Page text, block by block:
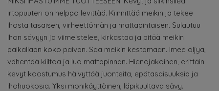
irtopuuteri on helppo levittää. Kiinnittää meikin ja tekee
ihosta tasaisen, virheettömän ja mattapintaisen. Sulautuu
ihon sävyyn ja viimeistelee, kirkastaa ja pitää meikin
paikallaan koko päivän. Saa meikin kestämään. Imee öljyä,
vähentää kiiltoa ja luo mattapinnan. Hienojakoinen, erittäin
kevyt koostumus häivyttää juonteita, epätasaisuuksia ja
ihohuokosia. Yksi monikäyttöinen, läpikuultava sävy.